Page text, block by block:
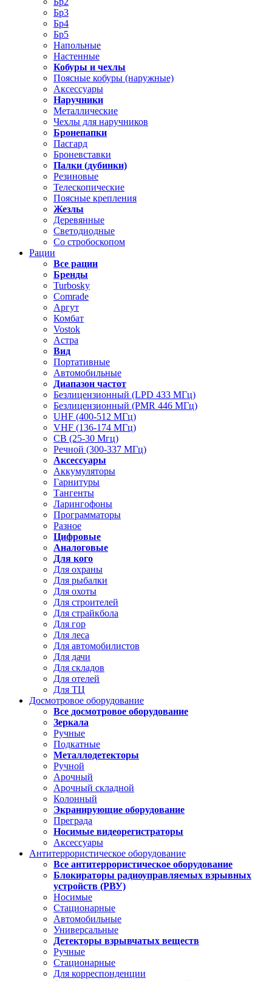
Бр3
Бр4
Бр5
Напольные
Настенные
Кобуры и чехлы
Поясные кобуры (наружные)
Аксессуары
Наручники
Металлические
Чехлы для наручников
Бронепапки
Пасгард
Броневставки
Палки (дубинки)
Резиновые
Телескопические
Поясные крепления
Жезлы
Деревянные
Светодиодные
Со стробоскопом
Рации
Все рации
Бренды
Turbosky
Comrade
Аргут
Комбат
Vostok
Астра
Вид
Портативные
Автомобильные
Диапазон частот
Безлицензионный (LPD 433 МГц)
Безлицензионный (PMR 446 МГц)
UHF (400-512 МГц)
VHF (136-174 МГц)
CB (25-30 Мгц)
Речной (300-337 МГц)
Аксессуары
Аккумуляторы
Гарнитуры
Тангенты
Ларингофоны
Программаторы
Разное
Цифровые
Аналоговые
Для кого
Для охраны
Для рыбалки
Для охоты
Для строителей
Для страйкбола
Для гор
Для леса
Для автомобилистов
Для дачи
Для складов
Для отелей
Для ТЦ
Досмотровое оборудование
Все досмотровое оборудование
Зеркала
Ручные
Подкатные
Металлодетекторы
Ручной
Арочный
Арочный складной
Колонный
Экранирующие оборудование
Преграда
Носимые видеорегистраторы
Аксессуары
Антитеррористическое оборудование
Все антитеррористическое оборудование
Блокираторы радиоуправляемых взрывных
устройств (РВУ)
Носимые
Стационарные
Автомобильные
Универсальные
Детекторы взрывчатых веществ
Ручные
Стационарные
Для корреспонденции